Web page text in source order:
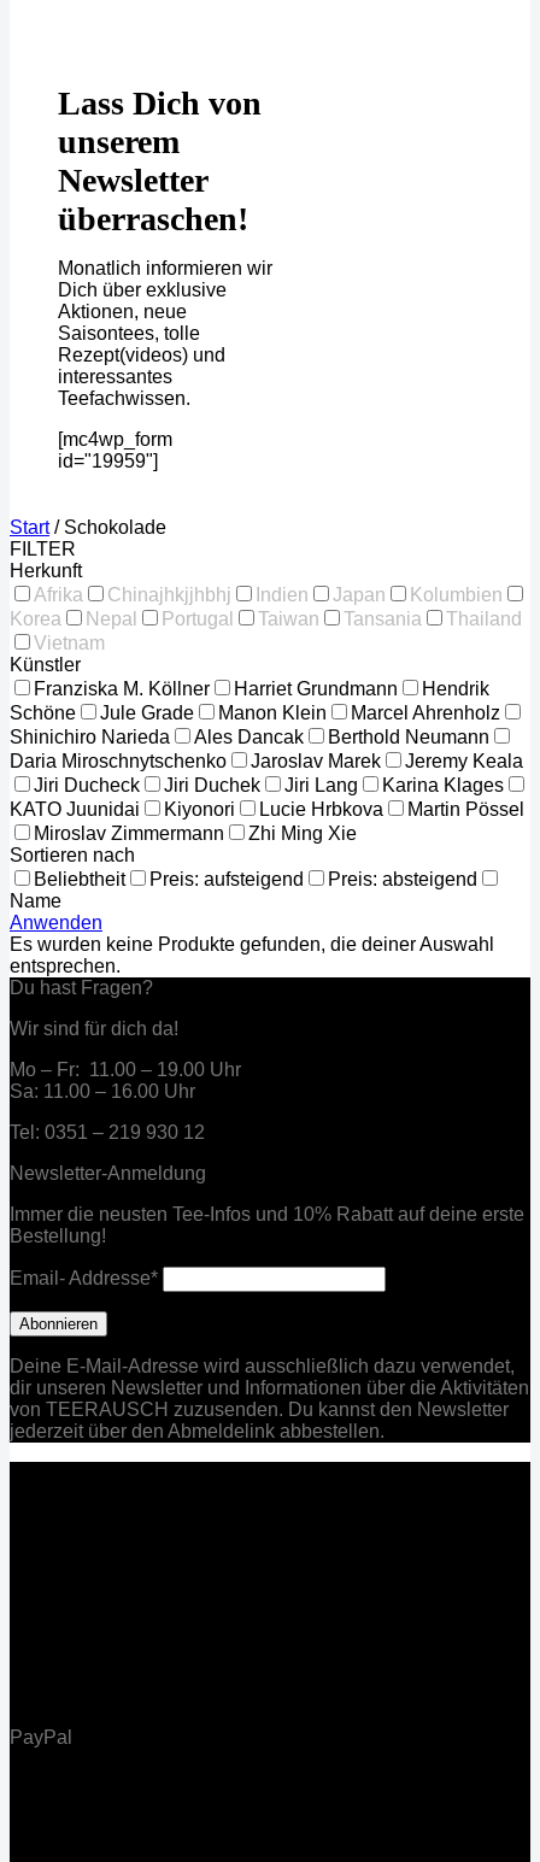
Lass Dich von
unserem
Newsletter
überraschen!
Monatlich informieren wir
Dich über exklusive
Aktionen, neue
Saisontees, tolle
Rezept(videos) und
interessantes
Teefachwissen.
[mc4wp_form
id="19959"]
Start /Schokolade
FILTER
Herkunft
Afrika
Chinajhkjjhbhj Indien Japan
Kolumbien
Korea
Nepal Portugal Taiwan Tansania
Thailand
Vietnam
Künstler
Franziska M. Köllner
Harriet Grundmann
Hendrik
Schöne
Jule Grade Manon Klein
Marcel Ahrenholz
Shinichiro Narieda
Ales Dancak
Berthold Neumann
Daria Miroschnytschenko
Jaroslav Marek
Jeremy Keala
Jiri Ducheck
Jiri Duchek Jiri Lang
Karina Klages
KATO Juunidai
Kiyonori Lucie Hrbkova
Martin Pössel
Miroslav Zimmermann
Zhi Ming Xie
Sortieren nach
Beliebtheit
Preis: aufsteigend
Preis: absteigend
Name
Anwenden
Es wurden keine Produkte gefunden, die deiner Auswahl
entsprechen.
Du hast Fragen?
Wir sind für dich da!
Mo – Fr: 11.00 – 19.00 Uhr
Sa: 11.00 – 16.00 Uhr
Tel: 0351 – 219 930 12
Newsletter-Anmeldung
Immer die neusten Tee-Infos und 10% Rabatt auf deine erste
Bestellung!
Email- Addresse*
Deine E-Mail-Adresse wird ausschließlich dazu verwendet,
dir unseren Newsletter und Informationen über die Aktivitäten
von TEERAUSCH zuzusenden. Du kannst den Newsletter
jederzeit über den Abmeldelink abbestellen.
PayPal